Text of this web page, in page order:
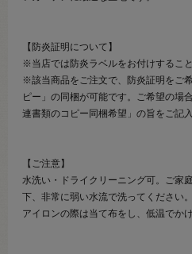
【防炎証明について】
※当店では防炎ラベルをお付けすること
※該当商品をご注文で、防炎証明をご
ピー」の同梱が可能です。ご希望の場
連書類のコピー同梱希望」の旨をご記入
【ご注意】
水洗い・ドライクリーニング可。ご家
下、非常に弱い水流で洗ってください。
アイロンの際は当て布をし、低温でか